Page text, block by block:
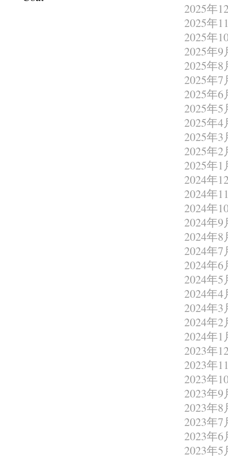
2025年
2025年
2025年
2025年9
2025年8
2025年7
2025年6
2025年5
2025年4
2025年3
2025年2
2025年1
2024年
2024年
2024年
2024年9
2024年8
2024年7
2024年6
2024年5
2024年4
2024年3
2024年2
2024年1
2023年
2023年
2023年
2023年9
2023年8
2023年7
2023年6
2023年5